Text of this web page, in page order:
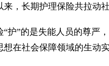
来，长期护理保险共拉动
护”的是失能人员的尊严
在社会保障领域的生动